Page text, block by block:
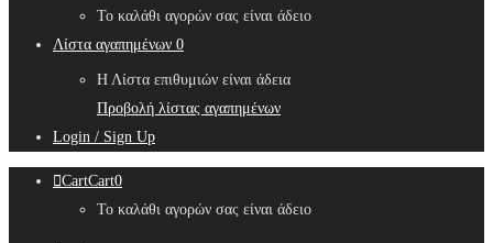
Το καλάθι αγορών σας είναι άδειο
Λίστα αγαπημένων 0
Η Λίστα επιθυμιών είναι άδεια
Προβολή λίστας αγαπημένων
Login / Sign Up
CartCart0
Το καλάθι αγορών σας είναι άδειο